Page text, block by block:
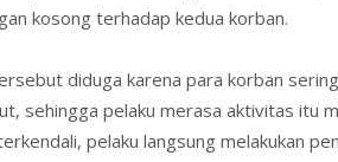
kosong terhadap kedua korban.
diduga karena para korban
sehingga pelaku merasa aktivitas itu
pelaku langsung melakukan